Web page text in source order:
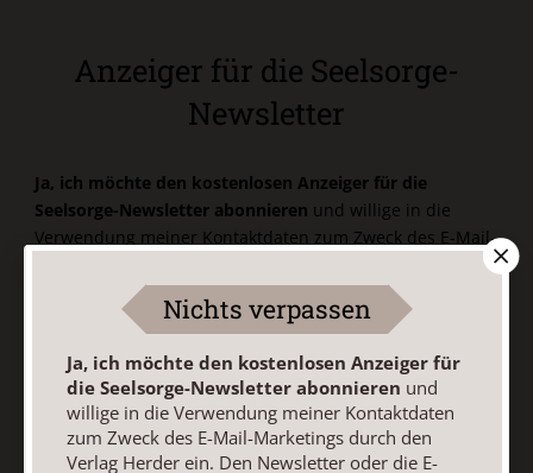
Anzeiger für die Seelsorge-
Newsletter
Ja, ich möchte den kostenlosen Anzeiger für die
Seelsorge-Newsletter abonnieren und willige in die
Verwendung meiner Kontaktdaten zum Zweck des E-Mail-
Marketings durch den Verlag Herder ein. Den Newsletter
oder die E-Mail-Werbung kann ich jederzeit abbestellen.
Ich bin einverstanden, dass mein personenbezogenes
erfasst und ausgewertet wird, um die Inhalte besser auf
meine Interessen auszurichten. Über einen Link in
Newsletter oder E-Mail kann ich diese Funktion jederzeit
ausschalten.
Nichts verpassen
Ja, ich möchte den kostenlosen Anzeiger für
die Seelsorge-Newsletter abonnieren und
willige in die Verwendung meiner Kontaktdaten
zum Zweck des E-Mail-Marketings durch den
Verlag Herder ein. Den Newsletter oder die E-